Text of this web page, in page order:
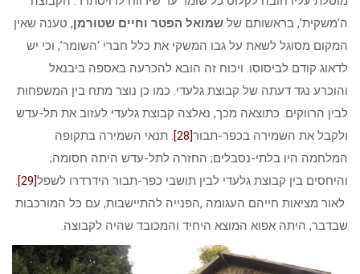
ה’משקית’, בראשותם של שמואל הפטר וחיים שטורמן, טענה שאין
המקום מסוגל לשאת על גבו המשקי את כלל חברי ‘השומר’, וכי יש
לדאוג קודם לביסוסו. ויכוח זה הובא להכרעה באספה ביבנאל
והוכרע נגד דעתה של קבוצת גלעדי. כמו כן נוצר מתח בין המשפחות
לבין הרווקים. כתוצאה מכך, נאלצה קבוצת גלעדי לעזוב את תל-עדש
ולקבל את השמירה בכפר-תבור[28]
. תנאי השמירה בתקופה
המלחמה היו בלתי-נסבלים; החזרה לתל-עדש היתה חסומה;
והיחסים בין קבוצת גלעדי לבין תושבי כפר-תבור הידרדרו לשפל[29]
.
לאור מציאות חייהם העגומה ,הפנייה להתיישבות, עם כל המורכבות
שבדבר, היתה אפוא המוצא היחיד והמכובד שהיה לקבוצה.